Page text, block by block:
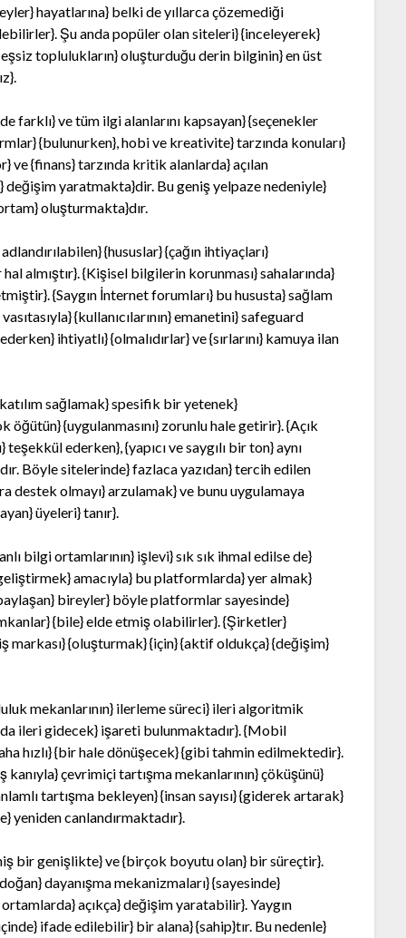
hayatlarına} belki de yıllarca çözemediği
Şu anda popüler olan siteleri} {inceleyerek}
eşsiz toplulukların} oluşturduğu derin bilginin} en üst
farklı} ve tüm ilgi alanlarını kapsayan} {seçenekler
{bulunurken}, hobi ve kreativite} tarzında konuları}
ve {finans} tarzında kritik alanlarda} açılan
yaratmakta}dir. Bu geniş yelpaze nedeniyle}
oluşturmakta}dır.
{hususlar} {çağın ihtiyaçları}
almıştır}. {Kişisel bilgilerin korunması} sahalarında}
{Saygın İnternet forumları} bu hususta} sağlam
{kullanıcılarının} emanetini} safeguard
ihtiyatlı} {olmalıdırlar} ve {sırlarını} kamuya ilan
sağlamak} spesifik bir yetenek}
{uygulanmasını} zorunlu hale getirir}. {Açık
ederken}, {yapıcı ve saygılı bir ton} aynı
Böyle sitelerinde} fazlaca yazıdan} tercih edilen
destek olmayı} arzulamak} ve bunu uygulamaya
üyeleri} tanır}.
bilgi ortamlarının} işlevi} sık sık ihmal edilse de}
amacıyla} bu platformlarda} yer almak}
bireyler} böyle platformlar sayesinde}
{bile} elde etmiş olabilirler}. {Şirketler}
markası} {oluşturmak} {için} {aktif oldukça} {değişim}
mekanlarının} ilerleme süreci} ileri algoritmik
ileri gidecek} işareti bulunmaktadır}. {Mobil
hızlı} {bir hale dönüşecek} {gibi tahmin edilmektedir}.
kanıyla} çevrimiçi tartışma mekanlarının} çöküşünü}
tartışma bekleyen} {insan sayısı} {giderek artarak}
yeniden canlandırmaktadır}.
bir genişlikte} ve {birçok boyutu olan} bir süreçtir}.
dayanışma mekanizmaları} {sayesinde}
açıkça} değişim yaratabilir}. Yaygın
ifade edilebilir} bir alana} {sahip}tır. Bu nedenle}